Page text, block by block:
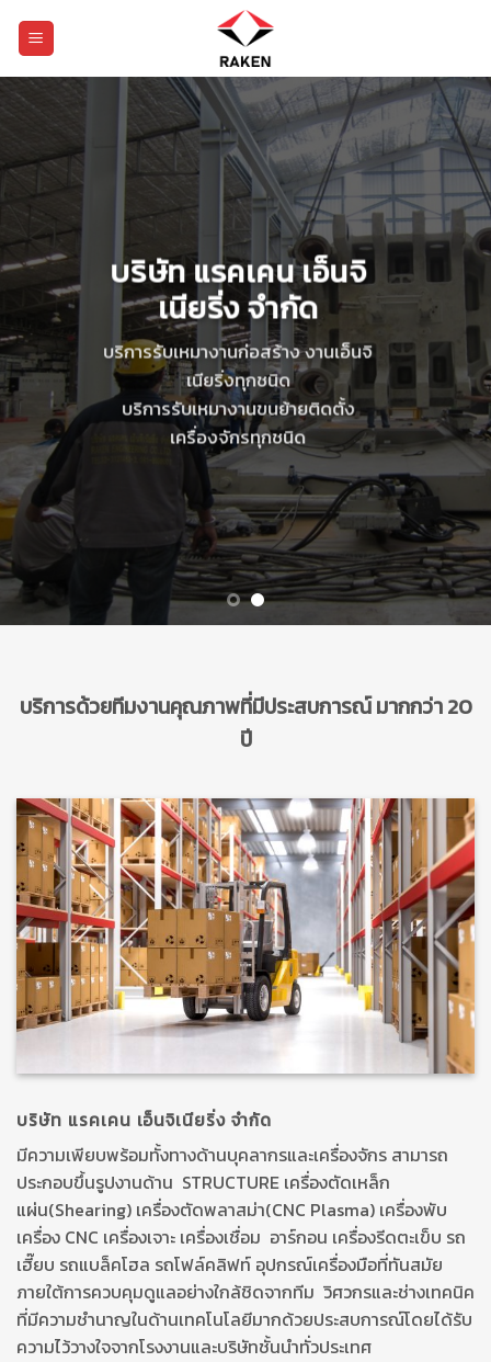
บริษัท แรคเคน เอ็นจิ
เนียริ่ง จำกัด
บริการรับเหมางานก่อสร้าง งานเอ็นจิ
เนียริ่งทุกชนิด
บริการรับเหมางานขนย้ายติดตั้ง
เครื่องจักรทุกชนิด
บริษัท แรคเคน เอ็นจิ
เนียริ่ง จำกัด
บริการรับเหมางานก่อสร้าง งานเอ็นจิ
เนียริ่งทุกชนิด
บริการรับเหมางานขนย้ายติดตั้ง
เครื่องจักรทุกชนิด
บริการด้วยทีมงานคุณภาพที่มีประสบการณ์ มากกว่า 20
ปี
บริษัท แรคเคน เอ็นจิเนียริ่ง จำกัด
มีความเพียบพร้อมทั้งทางด้านบุคลากรและเครื่องจักร สามารถ
ประกอบขึ้นรูปงานด้าน STRUCTURE เครื่องตัดเหล็ก
แผ่น(Shearing) เครื่องตัดพลาสม่า(CNC Plasma) เครื่องพับ
เครื่อง CNC เครื่องเจาะ เครื่องเชื่อม อาร์กอน เครื่องรีดตะเข็บ รถ
เฮี๊ยบ รถแบล็คโฮล รถโฟล์คลิฟท์ อุปกรณ์เครื่องมือที่ทันสมัย
ภายใต้การควบคุมดูแลอย่างใกล้ชิดจากทีม วิศวกรและช่างเทคนิค
ที่มีความชำนาญในด้านเทคโนโลยีมากด้วยประสบการณ์โดยได้รับ
ความไว้วางใจจากโรงงานและบริษัทชั้นนำทั่วประเทศ